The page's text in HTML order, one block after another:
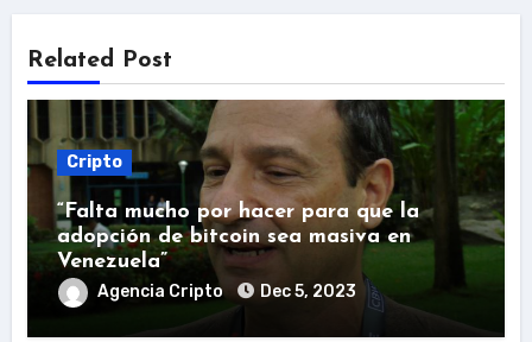
Related Post
Cripto
“Falta mucho por hacer para que la
adopción de bitcoin sea masiva en
Venezuela”
Agencia Cripto Dec 5, 2023